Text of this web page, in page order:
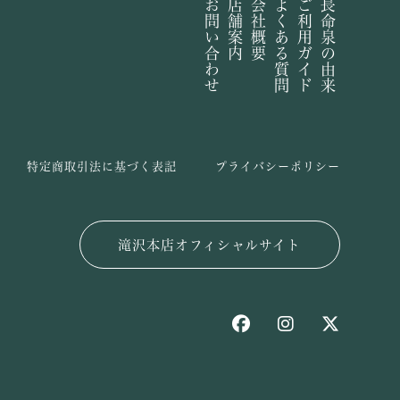
長命泉の由来
ご利用ガイド
よくある質問
会社概要
店舗案内
お問い合わせ
滝沢本店オフィシャルサイト
特定商取引法に基づく表記 プライバシーポリシー